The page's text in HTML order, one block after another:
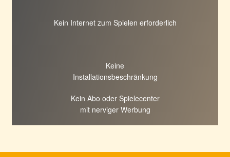
Kein Internet zum Spielen erforderlich
Keine
Installationsbeschränkung
Kein Abo oder Spielecenter
mit nerviger Werbung